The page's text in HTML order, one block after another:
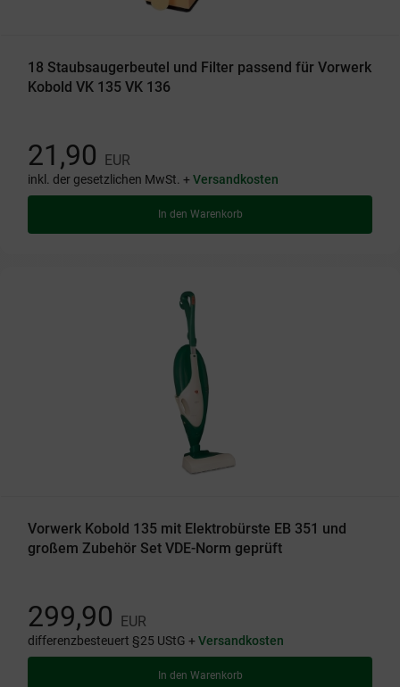
18 Staubsaugerbeutel und Filter passend für Vorwerk
Kobold VK 135 VK 136
21,90 EUR
inkl. der gesetzlichen MwSt. +Versandkosten
In den Warenkorb
Vorwerk Kobold 135 mit Elektrobürste EB 351 und
großem Zubehör Set VDE-Norm geprüft
299,90 EUR
differenzbesteuert §25 UStG +Versandkosten
In den Warenkorb